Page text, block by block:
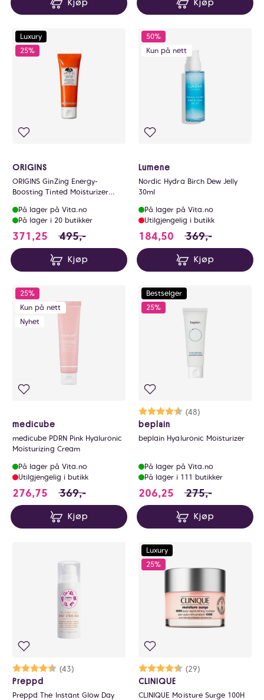
Kjøp Kjøp
Luxury
25%
ORIGINS
ORIGINS GinZing Energy-
Boosting Tinted Moisturizer
På lager på Vita.no
På lager i 20 butikker
371,25 371.25 i stedet for 495 NOK, du sparer
495,-
Kjøp
50%
Kun på nett
Lumene
Nordic Hydra Birch Dew Jelly
30ml
På lager på Vita.no
Utilgjengelig i butikk
184,50 184.5 i stedet for
369,-
Kjøp
25%
Kun på nett
Nyhet
medicube
medicube PDRN Pink Hyaluronic
Moisturizing Cream
På lager på Vita.no
Utilgjengelig i butikk
276,75 276.75 i stedet for 369 NOK, du sparer 92.25
369,-
Kjøp
Bestselger
25%
Karakter:
(48)
4.8 av 5 mulige
beplain
beplain Hyaluronic Moisturizer
På lager på Vita.no
På lager i 111 butikker
206,25 206.25 i stedet
275,-
Kjøp
Karakter:
(43)
4.4 av 5 mulige
Preppd
Preppd The Instant Glow Day
Luxury
25%
Karakter:
(29)
4.7 av 5 mulige
CLINIQUE
CLINIQUE Moisture Surge 100H